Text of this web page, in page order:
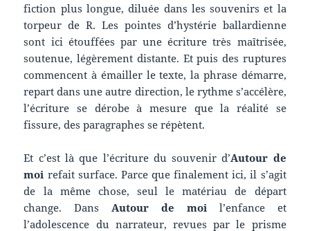
fiction plus longue, diluée dans les souvenirs et la
torpeur de R. Les pointes d’hystérie ballardienne
sont ici étouffées par une écriture très maîtrisée,
soutenue, légèrement distante. Et puis des ruptures
commencent à émailler le texte, la phrase démarre,
repart dans une autre direction, le rythme s’accélère,
l’écriture se dérobe à mesure que la réalité se
fissure, des paragraphes se répètent.
Et c’est là que l’écriture du souvenir d’Autour de
moi refait surface. Parce que finalement ici, il s’agit
de la même chose, seul le matériau de départ
change. DansAutour de moil’enfance et
l’adolescence du narrateur, revues par le prisme